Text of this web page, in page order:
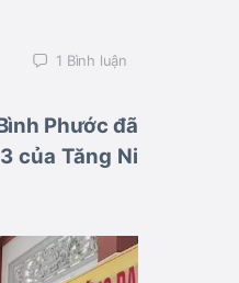
1 Bình luận
Phước đã
của Tăng Ni